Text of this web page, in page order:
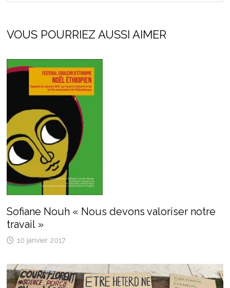
VOUS POURRIEZ AUSSI AIMER
Sofiane Nouh « Nous devons valoriser notre
travail »
10 janvier 2017